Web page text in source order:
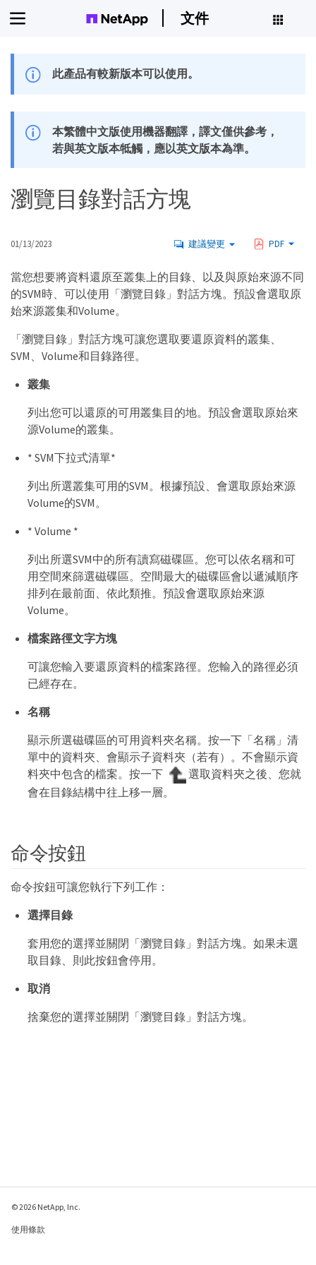
文件
此產品有較新版本可以使用。
本繁體中文版使用機器翻譯，譯文僅供參考，
若與英文版本牴觸，應以英文版本為準。
瀏覽目錄對話方塊
01/13/2023 建議變更 PDF
當您想要將資料還原至叢集上的目錄、以及與原始來源不同
的SVM時、可以使用「瀏覽目錄」對話方塊。預設會選取原
始來源叢集和Volume。
「瀏覽目錄」對話方塊可讓您選取要還原資料的叢集、
SVM、Volume和目錄路徑。
叢集
列出您可以還原的可用叢集目的地。預設會選取原始來
源Volume的叢集。
* SVM下拉式清單*
列出所選叢集可用的SVM。根據預設、會選取原始來源
Volume的SVM。
* Volume *
列出所選SVM中的所有讀寫磁碟區。您可以依名稱和可
用空間來篩選磁碟區。空間最大的磁碟區會以遞減順序
排列在最前面、依此類推。預設會選取原始來源
Volume。
檔案路徑文字方塊
可讓您輸入要還原資料的檔案路徑。您輸入的路徑必須
已經存在。
名稱
顯示所選磁碟區的可用資料夾名稱。按一下「名稱」清
單中的資料夾、會顯示子資料夾（若有）。不會顯示資
料夾中包含的檔案。按一下
選取資料夾之後、您就
會在目錄結構中往上移一層。
命令按鈕
命令按鈕可讓您執行下列工作：
選擇目錄
套用您的選擇並關閉「瀏覽目錄」對話方塊。如果未選
取目錄、則此按鈕會停用。
取消
捨棄您的選擇並關閉「瀏覽目錄」對話方塊。
© 2026 NetApp, Inc.
使用條款